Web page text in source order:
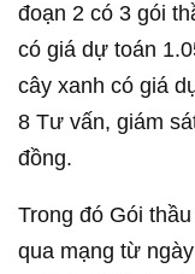
đoạn 2 có 3 gói
có giá dự toán
cây xanh có giá
8 Tư vấn, giám
đồng.
Trong đó Gói
qua mạng từ